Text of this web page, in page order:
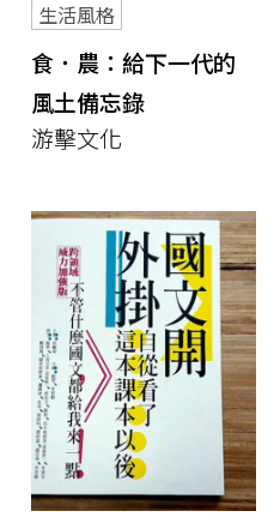
生活風格
食．農：給下一代的
風土備忘錄
游擊文化